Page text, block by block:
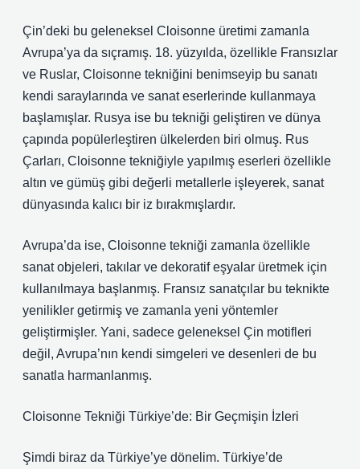
Çin’deki bu geleneksel Cloisonne üretimi zamanla
Avrupa’ya da sıçramış. 18. yüzyılda, özellikle Fransızlar
ve Ruslar, Cloisonne tekniğini benimseyip bu sanatı
kendi saraylarında ve sanat eserlerinde kullanmaya
başlamışlar. Rusya ise bu tekniği geliştiren ve dünya
çapında popülerleştiren ülkelerden biri olmuş. Rus
Çarları, Cloisonne tekniğiyle yapılmış eserleri özellikle
altın ve gümüş gibi değerli metallerle işleyerek, sanat
dünyasında kalıcı bir iz bırakmışlardır.
Avrupa’da ise, Cloisonne tekniği zamanla özellikle
sanat objeleri, takılar ve dekoratif eşyalar üretmek için
kullanılmaya başlanmış. Fransız sanatçılar bu teknikte
yenilikler getirmiş ve zamanla yeni yöntemler
geliştirmişler. Yani, sadece geleneksel Çin motifleri
değil, Avrupa’nın kendi simgeleri ve desenleri de bu
sanatla harmanlanmış.
Cloisonne Tekniği Türkiye’de: Bir Geçmişin İzleri
Şimdi biraz da Türkiye’ye dönelim. Türkiye’de